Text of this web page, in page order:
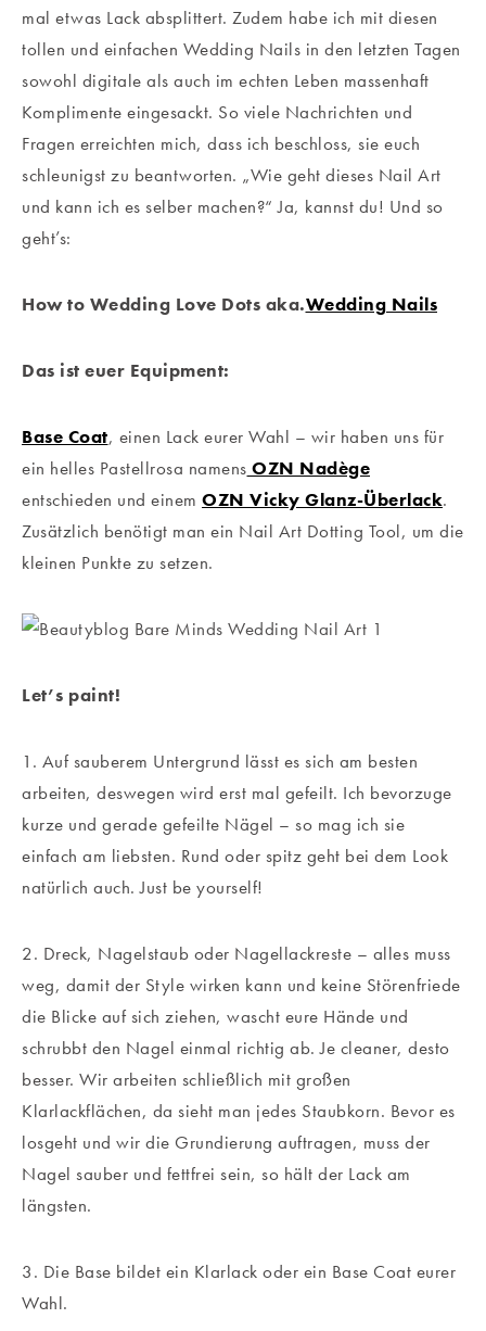
mal etwas Lack absplittert. Zudem habe ich mit diesen
tollen und einfachen Wedding Nails in den letzten Tagen
sowohl digitale als auch im echten Leben massenhaft
Komplimente eingesackt. So viele Nachrichten und
Fragen erreichten mich, dass ich beschloss, sie euch
schleunigst zu beantworten. „Wie geht dieses Nail Art
und kann ich es selber machen?“ Ja, kannst du! Und so
geht’s:
How to Wedding Love Dots aka.Wedding Nails
Das ist euer Equipment:
Base Coat, einen Lack eurer Wahl – wir haben uns für
ein helles Pastellrosa namens OZN Nadège
entschieden und einem OZN Vicky Glanz-Überlack.
Zusätzlich benötigt man ein Nail Art Dotting Tool, um die
kleinen Punkte zu setzen.
Let’s paint!
1. Auf sauberem Untergrund lässt es sich am besten
arbeiten, deswegen wird erst mal gefeilt. Ich bevorzuge
kurze und gerade gefeilte Nägel – so mag ich sie
einfach am liebsten. Rund oder spitz geht bei dem Look
natürlich auch. Just be yourself!
2. Dreck, Nagelstaub oder Nagellackreste – alles muss
weg, damit der Style wirken kann und keine Störenfriede
die Blicke auf sich ziehen, wascht eure Hände und
schrubbt den Nagel einmal richtig ab. Je cleaner, desto
besser. Wir arbeiten schließlich mit großen
Klarlackflächen, da sieht man jedes Staubkorn. Bevor es
losgeht und wir die Grundierung auftragen, muss der
Nagel sauber und fettfrei sein, so hält der Lack am
längsten.
3. Die Base bildet ein Klarlack oder ein Base Coat eurer
Wahl.